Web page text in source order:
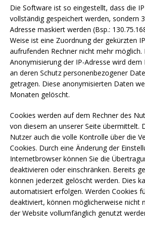
Die Software ist so eingestellt, dass die
vollständig gespeichert werden, sondern
Adresse maskiert werden (Bsp.:
Weise ist eine Zuordnung der gekürzten
aufrufenden Rechner nicht mehr möglich.
Anonymisierung der IP-Adresse wird
an deren Schutz personenbezogener
getragen. Diese anonymisierten Daten
Monaten gelöscht.
Cookies werden auf dem Rechner des
von diesem an unserer Seite übermittelt.
Nutzer auch die volle Kontrolle über die
Cookies. Durch eine Änderung der
Internetbrowser können Sie die
deaktivieren oder einschränken. Bereits
können jederzeit gelöscht werden. Dies
automatisiert erfolgen. Werden Cookies
deaktiviert, können möglicherweise nicht
der Website vollumfänglich genutzt